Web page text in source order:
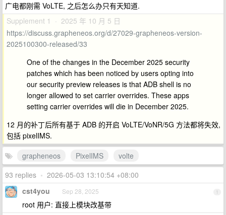
广电都刚需 VoLTE, 之后怎么办只有天知道.
Supplement 1 · 2025 年 10 月 5 日
https://discuss.grapheneos.org/d/27029-grapheneos-version-
2025100300-released/33
One of the changes in the December 2025 security
patches which has been noticed by users opting into
our security preview releases is that ADB shell is no
longer allowed to set carrier overrides. These apps
setting carrier overrides will die in December 2025.
12 月的补丁后所有基于 ADB 的开启 VoLTE/VoNR/5G 方法都将失效,
包括 pixelIMS.
grapheneos
PixelIMS
volte
93 replies • 2026-05-03 13:10:54 +08:00
1
cst4you Sep 28, 2025
root 用户: 直接上模块改基带